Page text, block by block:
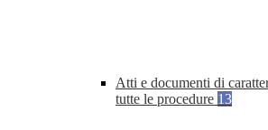
Atti e documenti di
tutte le procedure 13